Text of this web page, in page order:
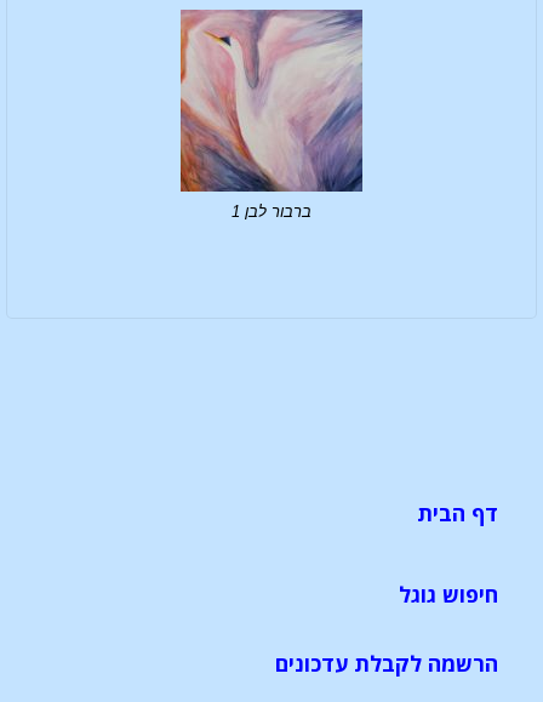
ברבור לבן 1
דף הבית
חיפוש גוגל
הרשמה לקבלת עדכונים